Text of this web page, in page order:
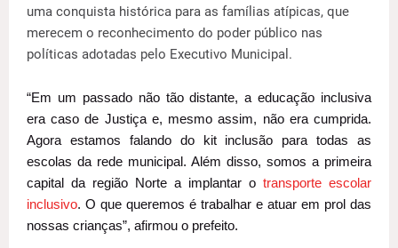
uma conquista histórica para as famílias atípicas, que
merecem o reconhecimento do poder público nas
políticas adotadas pelo Executivo Municipal.
“Em um passado não tão distante, a educação inclusiva
era caso de Justiça e, mesmo assim, não era cumprida.
Agora estamos falando do kit inclusão para todas as
escolas da rede municipal. Além disso, somos a primeira
capital da região Norte a implantar o transporte escolar
inclusivo. O que queremos é trabalhar e atuar em prol das
nossas crianças”, afirmou o prefeito.